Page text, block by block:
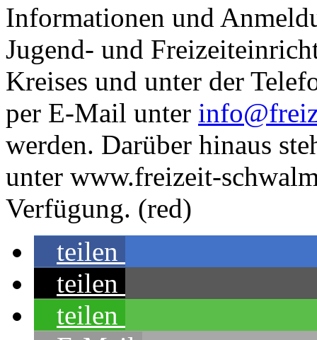
Informationen und
Jugend- und
Kreises und unter der
per E-Mail unter
werden. Darüber hinaus
unter www.freizeit-
Verfügung. (red)
teilen
teilen
teilen